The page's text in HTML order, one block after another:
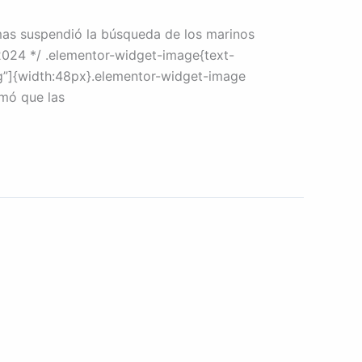
suspendió la búsqueda de los marinos
*/ .elementor-widget-image{text-
widget-image
que las